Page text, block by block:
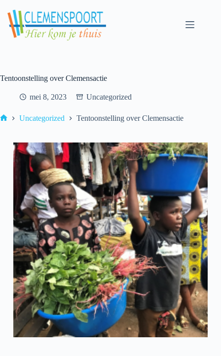
Tentoonstelling over Clemensactie
mei 8, 2023 Uncategorized
Uncategorized Tentoonstelling over Clemensactie